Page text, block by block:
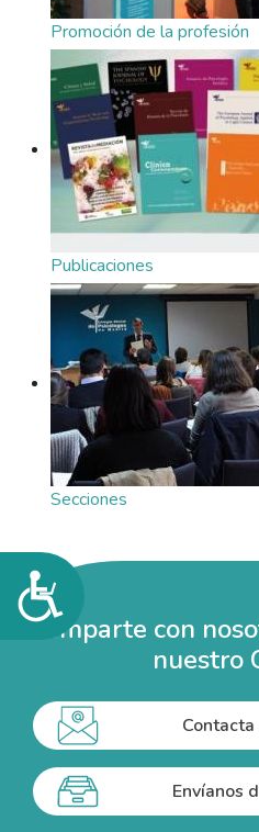
Accesibilidad
Promoción de la profesión
Publicaciones
Secciones
Comparte con
nuestro
Envíanos